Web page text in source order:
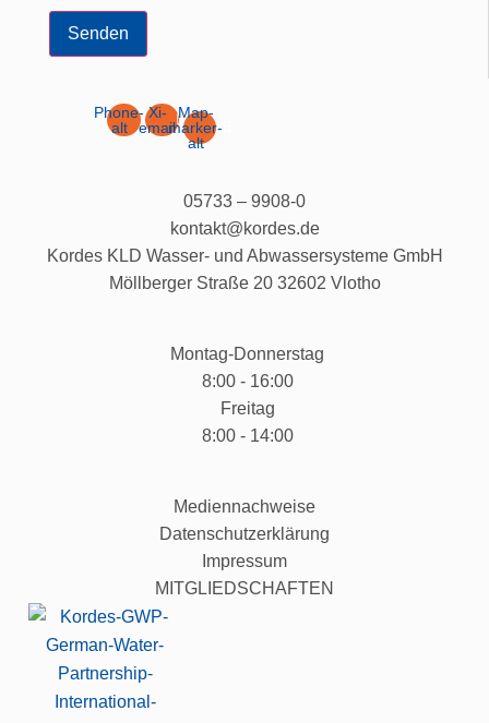
Senden
Phone-
alt
Xi-
email
Map-
marker-
alt
05733 – 9908-0
kontakt@kordes.de
Kordes KLD Wasser- und Abwassersysteme GmbH
Möllberger Straße 20 32602 Vlotho
Montag-Donnerstag
8:00 - 16:00
Freitag
8:00 - 14:00
Mediennachweise
Datenschutzerklärung
Impressum
MITGLIEDSCHAFTEN